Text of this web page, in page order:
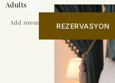
Adults
Add room REZERVASYON